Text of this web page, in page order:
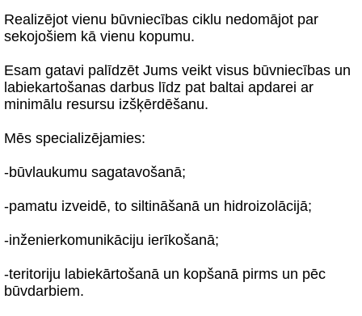
Realizējot vienu būvniecības ciklu nedomājot par
sekojošiem kā vienu kopumu.
Esam gatavi palīdzēt Jums veikt visus būvniecības un
labiekartošanas darbus līdz pat baltai apdarei ar
minimālu resursu izšķērdēšanu.
Mēs specializējamies:
-būvlaukumu sagatavošanā;
-pamatu izveidē, to siltināšanā un hidroizolācijā;
-inženierkomunikāciju ierīkošanā;
-teritoriju labiekārtošanā un kopšanā pirms un pēc
būvdarbiem.